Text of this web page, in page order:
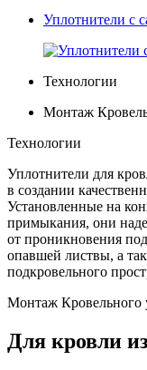
Уплотнители с
Технологии
Монтаж
Технологии
Уплотнители для
в создании
Установленные на
примыкания, они
от проникновения
опавшей листвы, а
подкровельного
Монтаж Кровельного
Для кровли